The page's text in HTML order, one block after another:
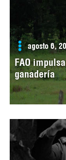
agosto 6,
FAO
ganadería